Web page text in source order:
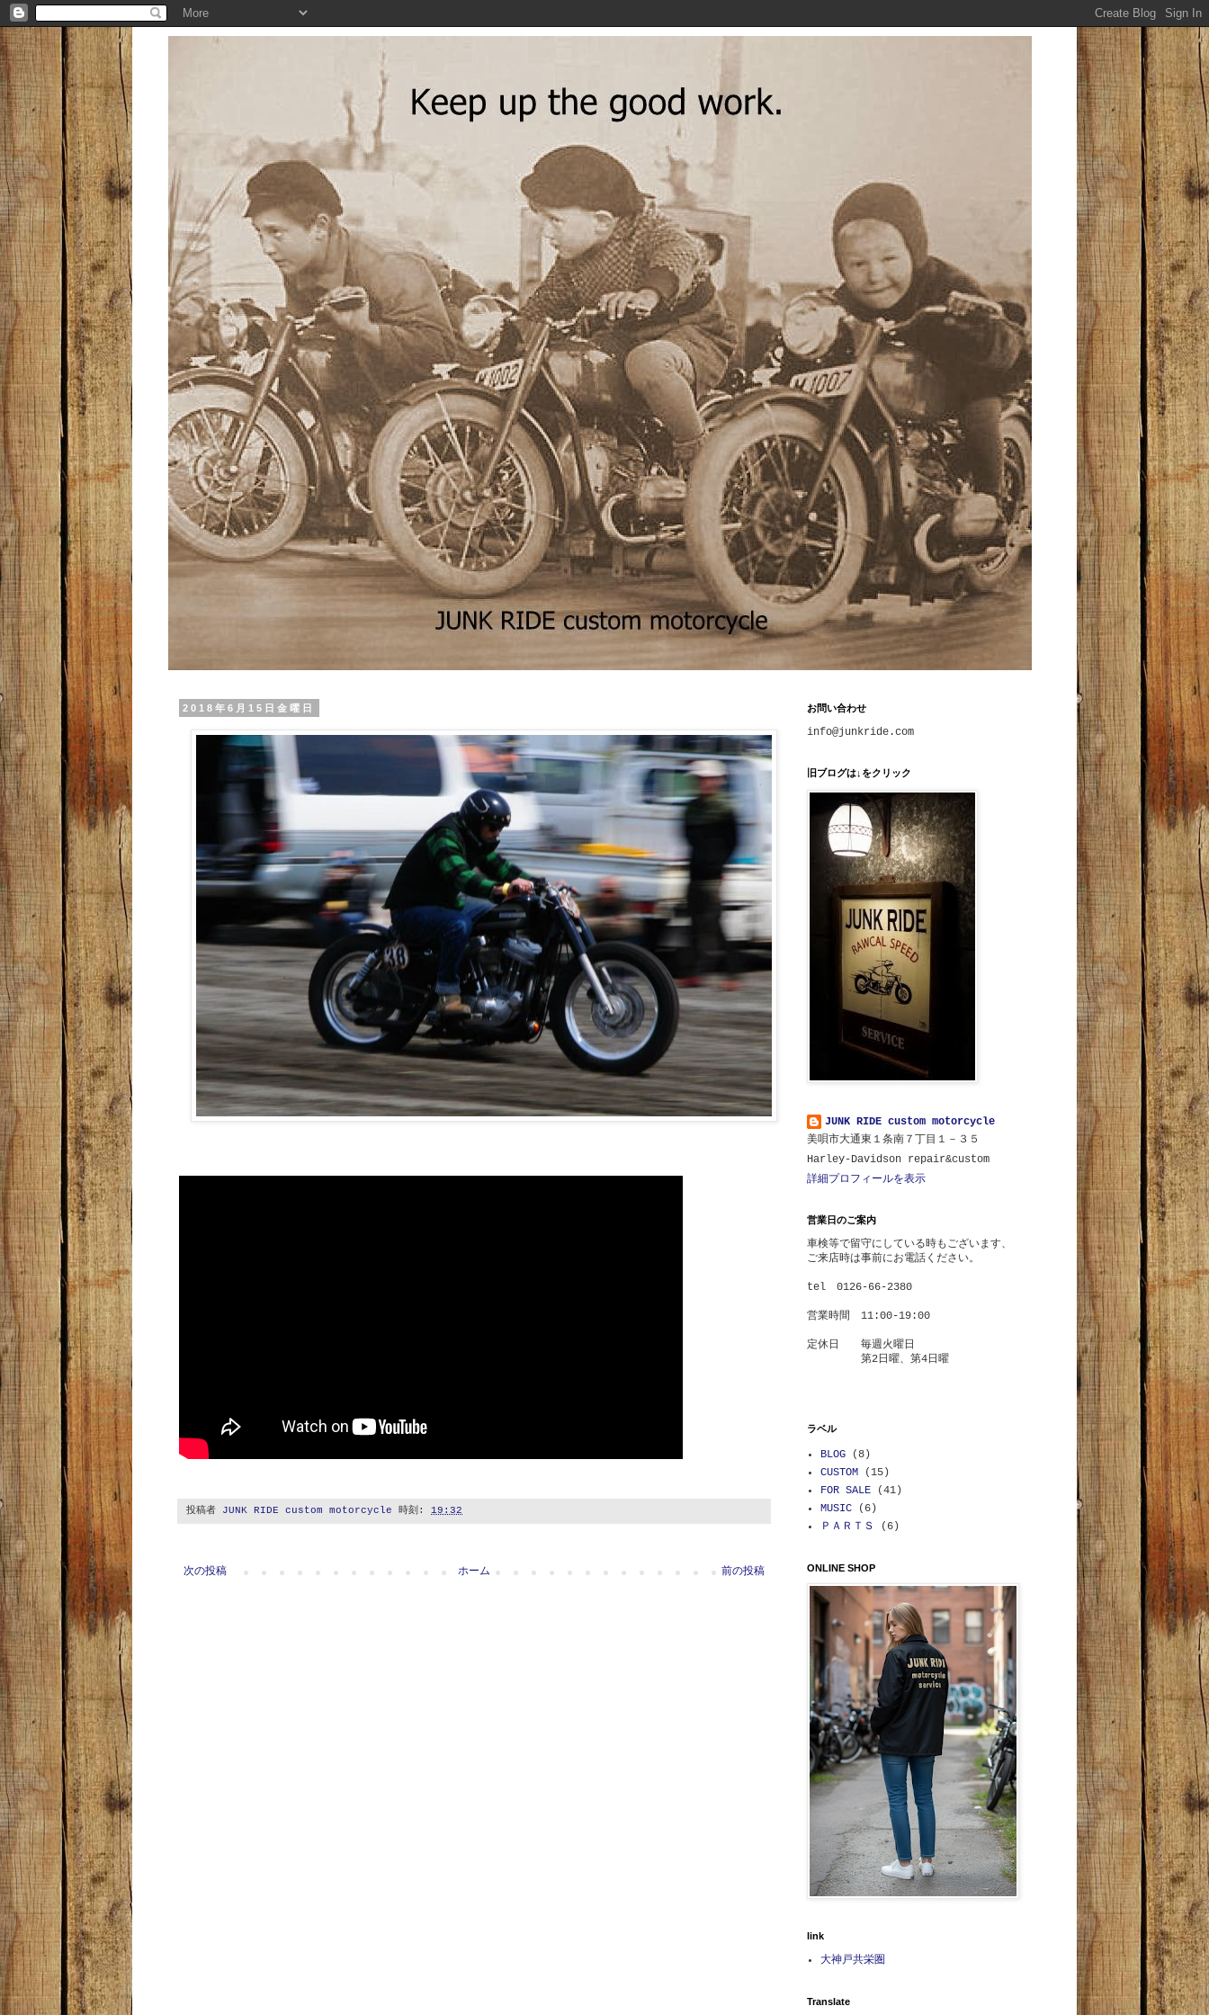
2018年6月15日金曜日
投稿者 JUNK RIDE custom motorcycle 時刻: 19:32
次の投稿 前の投稿
ホーム
お問い合わせ
info@junkride.com
旧ブログは↓をクリック
JUNK RIDE custom motorcycle
美唄市大通東１条南７丁目１－３５
Harley-Davidson repair&custom
詳細プロフィールを表示
営業日のご案内
車検等で留守にしている時もございます、
ご来店時は事前にお電話ください。
tel 0126-66-2380
営業時間 11:00-19:00
定休日 毎週火曜日
第2日曜、第4日曜
ラベル
BLOG
(8)
CUSTOM
(15)
FOR SALE
(41)
MUSIC
(6)
ＰＡＲＴＳ
(6)
ONLINE SHOP
link
大神戸共栄圏
Translate